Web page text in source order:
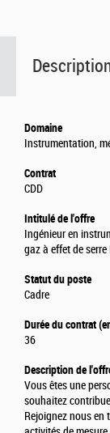
Domaine
Instrumentation,
Contrat
CDD
Intitulé de l'offre
Ingénieur en
gaz à effet de
Statut du poste
Cadre
Durée du contrat
36
Description de
Vous êtes une
souhaitez
Rejoignez nous